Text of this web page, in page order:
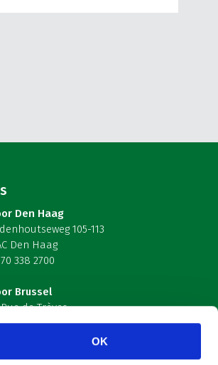
OK
Den Haag
105-113
Den Haag
338 2700
Brussel
de Trèves
Brussel – België
ons